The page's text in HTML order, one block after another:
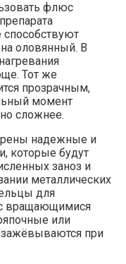
флюс
способствуют
оловянный. В
Тот же
прозрачным,
момент
сложнее.
надежные и
которые будут
заноз и
металлических
для
вращающимися
или
зажёвываются при